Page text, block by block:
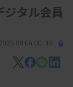
タル会員
00:00